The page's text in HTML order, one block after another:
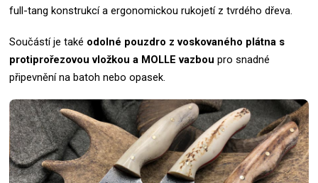
full-tang konstrukcí a ergonomickou rukojetí z tvrdého dřeva.
Součástí je také odolné pouzdro z voskovaného plátna s
protiprořezovou vložkou a MOLLE vazbou pro snadné
připevnění na batoh nebo opasek.